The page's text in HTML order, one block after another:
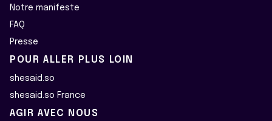
Notre manifeste
FAQ
Presse
POUR ALLER PLUS LOIN
shesaid.so
shesaid.so France
AGIR AVEC NOUS